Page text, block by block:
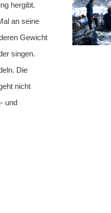
hergibt.
an seine
Gewicht
singen.
Die
nicht
und